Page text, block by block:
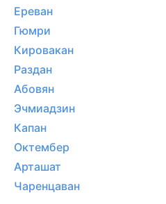
Ереван
Гюмри
Кировакан
Раздан
Абовян
Эчмиадзин
Капан
Октембер
Арташат
Чаренцаван